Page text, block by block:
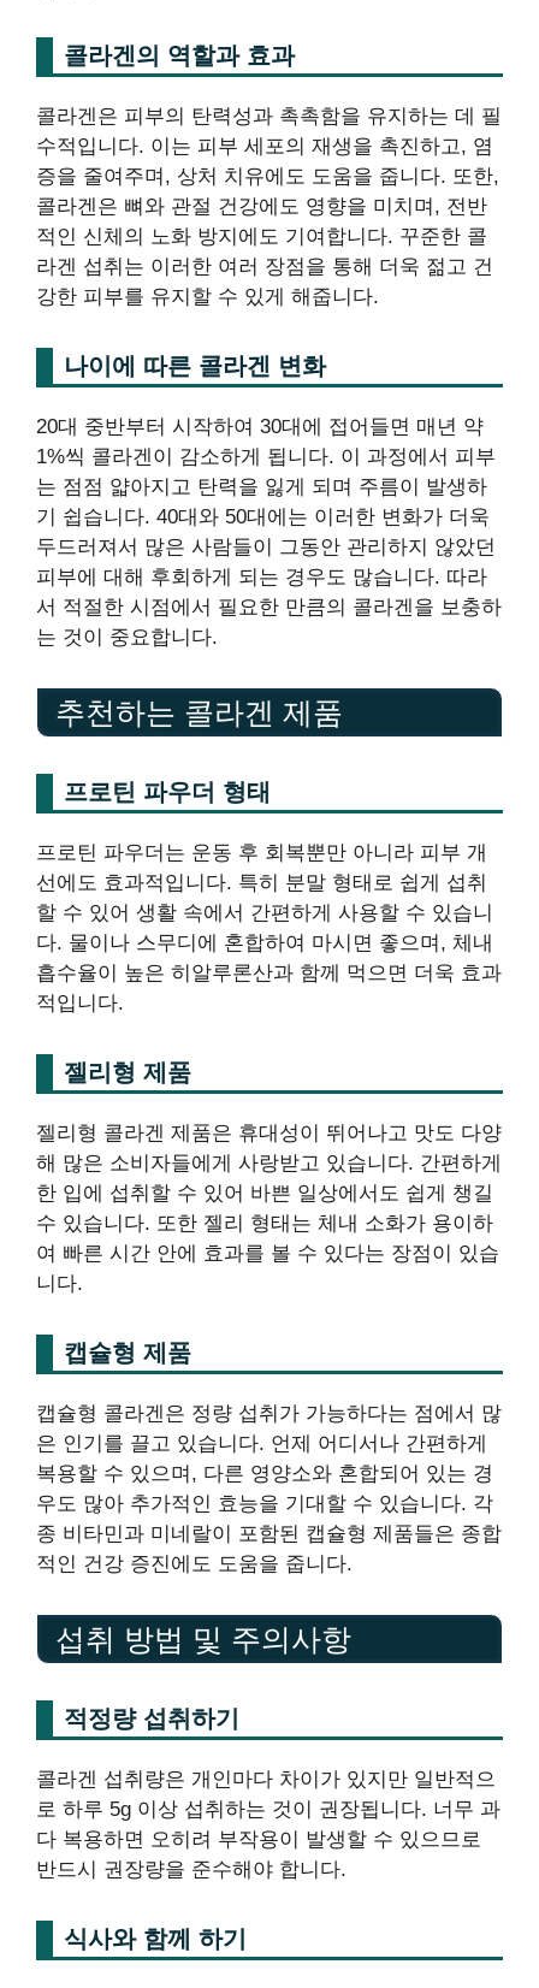
콜라겐의 역할과 효과
콜라겐은 피부의 탄력성과 촉촉함을 유지하는 데 필
수적입니다. 이는 피부 세포의 재생을 촉진하고, 염
증을 줄여주며, 상처 치유에도 도움을 줍니다. 또한,
콜라겐은 뼈와 관절 건강에도 영향을 미치며, 전반
적인 신체의 노화 방지에도 기여합니다. 꾸준한 콜
라겐 섭취는 이러한 여러 장점을 통해 더욱 젊고 건
강한 피부를 유지할 수 있게 해줍니다.
나이에 따른 콜라겐 변화
20대 중반부터 시작하여 30대에 접어들면 매년 약
1%씩 콜라겐이 감소하게 됩니다. 이 과정에서 피부
는 점점 얇아지고 탄력을 잃게 되며 주름이 발생하
기 쉽습니다. 40대와 50대에는 이러한 변화가 더욱
두드러져서 많은 사람들이 그동안 관리하지 않았던
피부에 대해 후회하게 되는 경우도 많습니다. 따라
서 적절한 시점에서 필요한 만큼의 콜라겐을 보충하
는 것이 중요합니다.
추천하는 콜라겐 제품
프로틴 파우더 형태
프로틴 파우더는 운동 후 회복뿐만 아니라 피부 개
선에도 효과적입니다. 특히 분말 형태로 쉽게 섭취
할 수 있어 생활 속에서 간편하게 사용할 수 있습니
다. 물이나 스무디에 혼합하여 마시면 좋으며, 체내
흡수율이 높은 히알루론산과 함께 먹으면 더욱 효과
적입니다.
젤리형 제품
젤리형 콜라겐 제품은 휴대성이 뛰어나고 맛도 다양
해 많은 소비자들에게 사랑받고 있습니다. 간편하게
한 입에 섭취할 수 있어 바쁜 일상에서도 쉽게 챙길
수 있습니다. 또한 젤리 형태는 체내 소화가 용이하
여 빠른 시간 안에 효과를 볼 수 있다는 장점이 있습
니다.
캡슐형 제품
캡슐형 콜라겐은 정량 섭취가 가능하다는 점에서 많
은 인기를 끌고 있습니다. 언제 어디서나 간편하게
복용할 수 있으며, 다른 영양소와 혼합되어 있는 경
우도 많아 추가적인 효능을 기대할 수 있습니다. 각
종 비타민과 미네랄이 포함된 캡슐형 제품들은 종합
적인 건강 증진에도 도움을 줍니다.
섭취 방법 및 주의사항
적정량 섭취하기
콜라겐 섭취량은 개인마다 차이가 있지만 일반적으
로 하루 5g 이상 섭취하는 것이 권장됩니다. 너무 과
다 복용하면 오히려 부작용이 발생할 수 있으므로
반드시 권장량을 준수해야 합니다.
식사와 함께 하기